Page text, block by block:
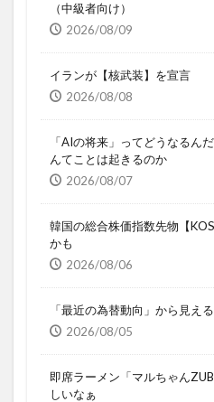
（中級者向け）
2026/08/09
イランが【核武装】を宣言
2026/08/08
「AIの将来」ってどうなる
んてことは起きるのか
2026/08/07
韓国の総合株価指数先物【
かも
2026/08/06
「最近の為替動向」から見え
2026/08/05
即席ラーメン「マルちゃん
しいなぁ